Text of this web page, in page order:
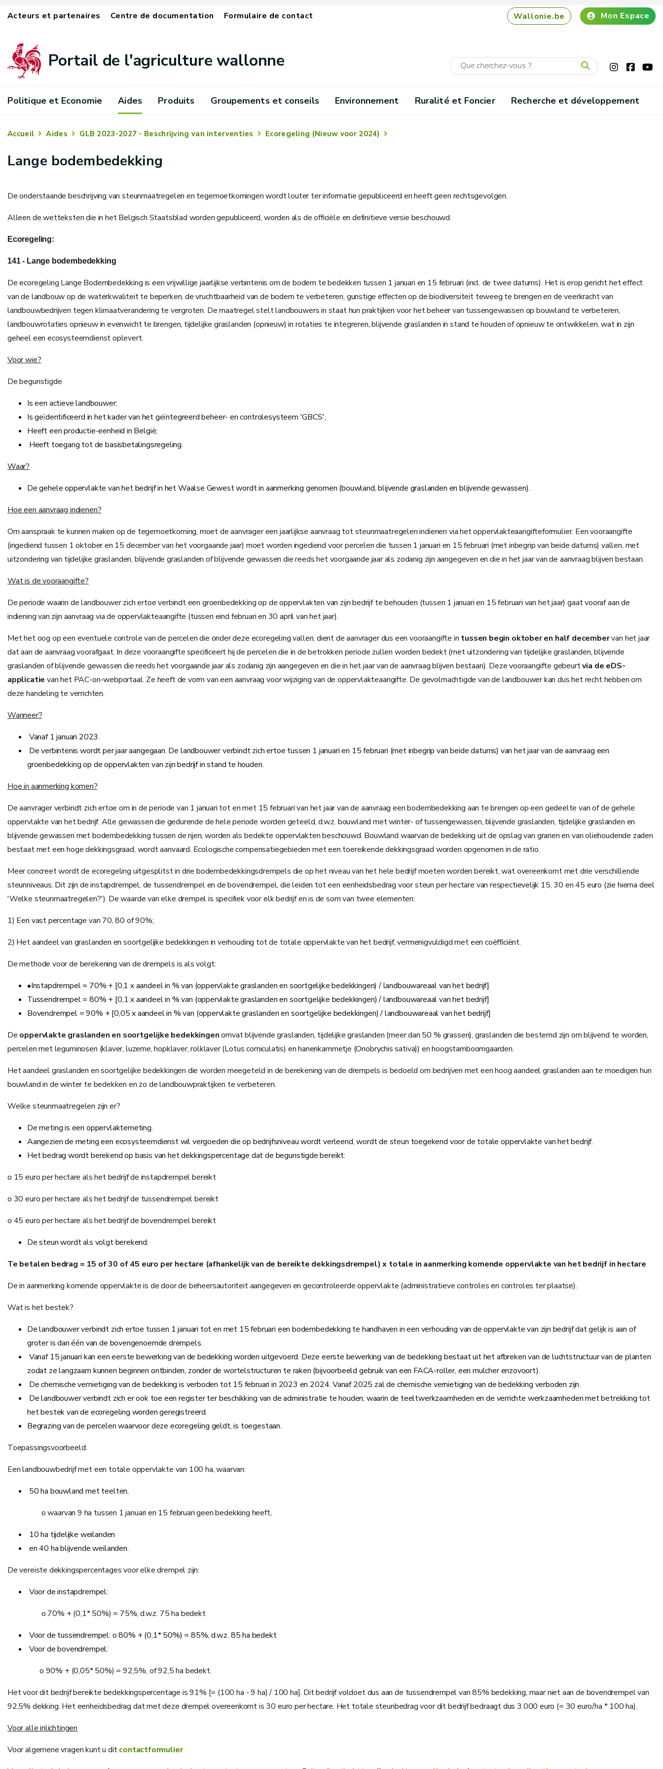
Acteurs et partenaires Centre de documentation Formulaire de contact Wallonie.be Mon Espace
Portail de l'agriculture wallonne
Politique et Economie Aides Produits Groupements et conseils Environnement Ruralité et Foncier Recherche et développement
Accueil Aides GLB 2023-2027 - Beschrijving van interventies Ecoregeling (Nieuw voor 2024)
Lange bodembedekking
De onderstaande beschrijving van steunmaatregelen en tegemoetkomingen wordt louter ter informatie gepubliceerd en heeft geen rechtsgevolgen.
Alleen de wetteksten die in het Belgisch Staatsblad worden gepubliceerd, worden als de officiële en definitieve versie beschouwd.
Ecoregeling:
141 - Lange bodembedekking
De ecoregeling Lange Bodembedekking is een vrijwillige jaarlijkse verbintenis om de bodem te bedekken tussen 1 januari en 15 februari (incl. de twee datums). Het is erop gericht het effect
van de landbouw op de waterkwaliteit te beperken, de vruchtbaarheid van de bodem te verbeteren, gunstige effecten op de biodiversiteit teweeg te brengen en de veerkracht van
landbouwbedrijven tegen klimaatverandering te vergroten. De maatregel stelt landbouwers in staat hun praktijken voor het beheer van tussengewassen op bouwland te verbeteren,
landbouwrotaties opnieuw in evenwicht te brengen, tijdelijke graslanden (opnieuw) in rotaties te integreren, blijvende graslanden in stand te houden of opnieuw te ontwikkelen, wat in zijn
geheel een ecosysteemdienst oplevert.
Voor wie?
De begunstigde
Is een actieve landbouwer;
Is geïdentificeerd in het kader van het geïntegreerd beheer- en controlesysteem 'GBCS',
Heeft een productie-eenheid in België;
Heeft toegang tot de basisbetalingsregeling.
Waar?
De gehele oppervlakte van het bedrijf in het Waalse Gewest wordt in aanmerking genomen (bouwland, blijvende graslanden en blijvende gewassen).
Hoe een aanvraag indienen?
Om aanspraak te kunnen maken op de tegemoetkoming, moet de aanvrager een jaarlijkse aanvraag tot steunmaatregelen indienen via het oppervlakteaangifteformulier. Een vooraangifte
(ingediend tussen 1 oktober en 15 december van het voorgaande jaar) moet worden ingediend voor percelen die tussen 1 januari en 15 februari (met inbegrip van beide datums) vallen, met
uitzondering van tijdelijke graslanden, blijvende graslanden of blijvende gewassen die reeds het voorgaande jaar als zodanig zijn aangegeven en die in het jaar van de aanvraag blijven bestaan.
Wat is de vooraangifte?
De periode waarin de landbouwer zich ertoe verbindt een groenbedekking op de oppervlakten van zijn bedrijf te behouden (tussen 1 januari en 15 februari van het jaar) gaat vooraf aan de
indiening van zijn aanvraag via de oppervlakteaangifte (tussen eind februari en 30 april van het jaar).
Met het oog op een eventuele controle van de percelen die onder deze ecoregeling vallen, dient de aanvrager dus een vooraangifte in tussen begin oktober en half decembervan het jaar
dat aan de aanvraag voorafgaat. In deze vooraangifte specificeert hij de percelen die in de betrokken periode zullen worden bedekt (met uitzondering van tijdelijke graslanden, blijvende
graslanden of blijvende gewassen die reeds het voorgaande jaar als zodanig zijn aangegeven en die in het jaar van de aanvraag blijven bestaan). Deze vooraangifte gebeurtvia de eDS-
applicatie van het PAC-on-webportaal. Ze heeft de vorm van een aanvraag voor wijziging van de oppervlakteaangifte. De gevolmachtigde van de landbouwer kan dus het recht hebben om
deze handeling te verrichten.
Wanneer?
Vanaf 1 januari 2023.
De verbintenis wordt per jaar aangegaan. De landbouwer verbindt zich ertoe tussen 1 januari en 15 februari (met inbegrip van beide datums) van het jaar van de aanvraag een
groenbedekking op de oppervlakten van zijn bedrijf in stand te houden.
Hoe in aanmerking komen?
De aanvrager verbindt zich ertoe om in de periode van 1 januari tot en met 15 februari van het jaar van de aanvraag een bodembedekking aan te brengen op een gedeelte van of de gehele
oppervlakte van het bedrijf. Alle gewassen die gedurende de hele periode worden geteeld, d.w.z. bouwland met winter- of tussengewassen, blijvende graslanden, tijdelijke graslanden en
blijvende gewassen met bodembedekking tussen de rijen, worden als bedekte oppervlakten beschouwd. Bouwland waarvan de bedekking uit de opslag van granen en van oliehoudende zaden
bestaat met een hoge dekkingsgraad, wordt aanvaard. Ecologische compensatiegebieden met een toereikende dekkingsgraad worden opgenomen in de ratio.
Meer concreet wordt de ecoregeling uitgesplitst in drie bodembedekkingsdrempels die op het niveau van het hele bedrijf moeten worden bereikt, wat overeenkomt met drie verschillende
steunniveaus. Dit zijn de instapdrempel, de tussendrempel en de bovendrempel, die leiden tot een eenheidsbedrag voor steun per hectare van respectievelijk 15, 30 en 45 euro (zie hierna deel
'Welke steunmaatregelen?'). De waarde van elke drempel is specifiek voor elk bedrijf en is de som van twee elementen:
1) Een vast percentage van 70, 80 of 90%;
2) Het aandeel van graslanden en soortgelijke bedekkingen in verhouding tot de totale oppervlakte van het bedrijf, vermenigvuldigd met een coëfficiënt.
De methode voor de berekening van de drempels is als volgt:
•Instapdrempel = 70% + [0,1 x aandeel in % van (oppervlakte graslanden en soortgelijke bedekkingen) / landbouwareaal van het bedrijf]
Tussendrempel = 80% + [0,1 x aandeel in % van (oppervlakte graslanden en soortgelijke bedekkingen) / landbouwareaal van het bedrijf]
Bovendrempel = 90% + [0,05 x aandeel in % van (oppervlakte graslanden en soortgelijke bedekkingen) / landbouwareaal van het bedrijf]
De oppervlakte graslanden en soortgelijke bedekkingenomvat blijvende graslanden, tijdelijke graslanden (meer dan 50 % grassen), graslanden die bestemd zijn om blijvend te worden,
percelen met leguminosen (klaver, luzerne, hopklaver, rolklaver (Lotus corniculatis) en hanenkammetje (Onobrychis sativa)) en hoogstamboomgaarden.
Het aandeel graslanden en soortgelijke bedekkingen die worden meegeteld in de berekening van de drempels is bedoeld om bedrijven met een hoog aandeel graslanden aan te moedigen hun
bouwland in de winter te bedekken en zo de landbouwpraktijken te verbeteren.
Welke steunmaatregelen zijn er?
De meting is een oppervlaktemeting.
Aangezien de meting een ecosysteemdienst wil vergoeden die op bedrijfsniveau wordt verleend, wordt de steun toegekend voor de totale oppervlakte van het bedrijf.
Het bedrag wordt berekend op basis van het dekkingspercentage dat de begunstigde bereikt:
o 15 euro per hectare als het bedrijf de instapdrempel bereikt
o 30 euro per hectare als het bedrijf de tussendrempel bereikt
o 45 euro per hectare als het bedrijf de bovendrempel bereikt
De steun wordt als volgt berekend:
Te betalen bedrag = 15 of 30 of 45 euro per hectare (afhankelijk van de bereikte dekkingsdrempel) x totale in aanmerking komende oppervlakte van het bedrijf in hectare
De in aanmerking komende oppervlakte is de door de beheersautoriteit aangegeven en gecontroleerde oppervlakte (administratieve controles en controles ter plaatse).
Wat is het bestek?
De landbouwer verbindt zich ertoe tussen 1 januari tot en met 15 februari een bodembedekking te handhaven in een verhouding van de oppervlakte van zijn bedrijf dat gelijk is aan of
groter is dan één van de bovengenoemde drempels.
Vanaf 15 januari kan een eerste bewerking van de bedekking worden uitgevoerd. Deze eerste bewerking van de bedekking bestaat uit het afbreken van de luchtstructuur van de planten
zodat ze langzaam kunnen beginnen ontbinden, zonder de wortelstructuren te raken (bijvoorbeeld gebruik van een FACA-roller, een mulcher enzovoort).
De chemische vernietiging van de bedekking is verboden tot 15 februari in 2023 en 2024. Vanaf 2025 zal de chemische vernietiging van de bedekking verboden zijn.
De landbouwer verbindt zich er ook toe een register ter beschikking van de administratie te houden, waarin de teeltwerkzaamheden en de verrichte werkzaamheden met betrekking tot
het bestek van de ecoregeling worden geregistreerd.
Begrazing van de percelen waarvoor deze ecoregeling geldt, is toegestaan.
Toepassingsvoorbeeld:
Een landbouwbedrijf met een totale oppervlakte van 100 ha, waarvan:
50 ha bouwland met teelten,
o waarvan 9 ha tussen 1 januari en 15 februari geen bedekking heeft,
10 ha tijdelijke weilanden
en 40 ha blijvende weilanden.
De vereiste dekkingspercentages voor elke drempel zijn:
Voor de instapdrempel:
o 70% + (0,1* 50%) = 75%, d.w.z. 75 ha bedekt
Voor de tussendrempel: o 80% + (0,1* 50%) = 85%, d.w.z. 85 ha bedekt
Voor de bovendrempel:
o 90% + (0,05* 50%) = 92,5%, of 92,5 ha bedekt.
Het voor dit bedrijf bereikte bedekkingspercentage is 91% [= (100 ha - 9 ha) / 100 ha]. Dit bedrijf voldoet dus aan de tussendrempel van 85% bedekking, maar niet aan de bovendrempel van
92,5% dekking. Het eenheidsbedrag dat met deze drempel overeenkomt is 30 euro per hectare. Het totale steunbedrag voor dit bedrijf bedraagt dus 3.000 euro (= 30 euro/ha * 100 ha).
Voor alle inlichtingen
Voor algemene vragen kunt u ditcontactformulier